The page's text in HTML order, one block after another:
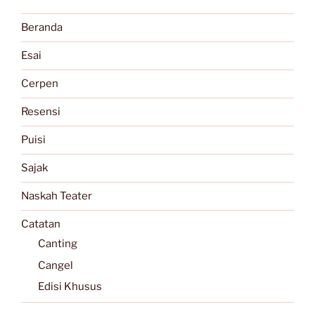
Beranda
Esai
Cerpen
Resensi
Puisi
Sajak
Naskah Teater
Catatan
Canting
Cangel
Edisi Khusus